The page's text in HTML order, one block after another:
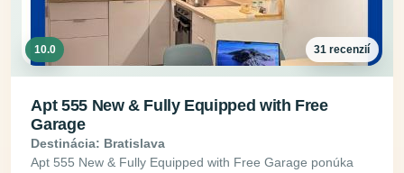
10.0 31 recenzií
Apt 555 New & Fully Equipped with Free
Garage
Destinácia: Bratislava
Apt 555 New & Fully Equipped with Free Garage ponúka